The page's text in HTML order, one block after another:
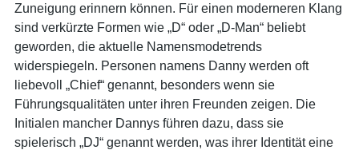
Zuneigung erinnern können. Für einen moderneren Klang
sind verkürzte Formen wie „D“ oder „D-Man“ beliebt
geworden, die aktuelle Namensmodetrends
widerspiegeln. Personen namens Danny werden oft
liebevoll „Chief“ genannt, besonders wenn sie
Führungsqualitäten unter ihren Freunden zeigen. Die
Initialen mancher Dannys führen dazu, dass sie
spielerisch „DJ“ genannt werden, was ihrer Identität eine